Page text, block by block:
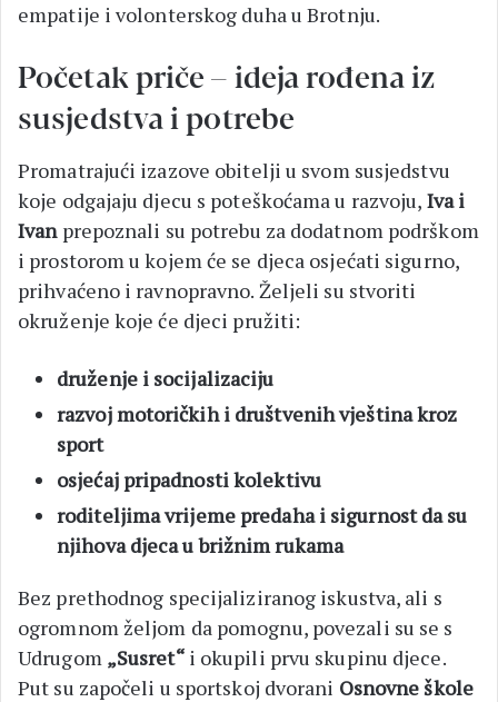
empatije i volonterskog duha u Brotnju.
Početak priče – ideja rođena iz
susjedstva i potrebe
Promatrajući izazove obitelji u svom susjedstvu
koje odgajaju djecu s poteškoćama u razvoju, Iva i
Ivanprepoznali su potrebu za dodatnom podrškom
i prostorom u kojem će se djeca osjećati sigurno,
prihvaćeno i ravnopravno. Željeli su stvoriti
okruženje koje će djeci pružiti:
druženje i socijalizaciju
razvoj motoričkih i društvenih vještina kroz
sport
osjećaj pripadnosti kolektivu
roditeljima vrijeme predaha i sigurnost da su
njihova djeca u brižnim rukama
Bez prethodnog specijaliziranog iskustva, ali s
ogromnom željom da pomognu, povezali su se s
Udrugom „Susret“i okupili prvu skupinu djece.
Put su započeli u sportskoj dvorani Osnovne škole